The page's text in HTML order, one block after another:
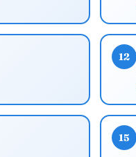
12
15